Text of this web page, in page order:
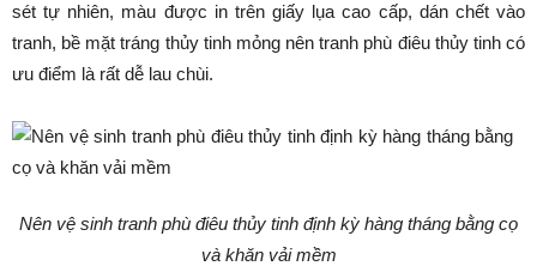
sét tự nhiên, màu được in trên giấy lụa cao cấp, dán chết vào
tranh, bề mặt tráng thủy tinh mỏng nên tranh phù điêu thủy tinh có
ưu điểm là rất dễ lau chùi.
Nên vệ sinh tranh phù điêu thủy tinh định kỳ hàng tháng bằng cọ
và khăn vải mềm